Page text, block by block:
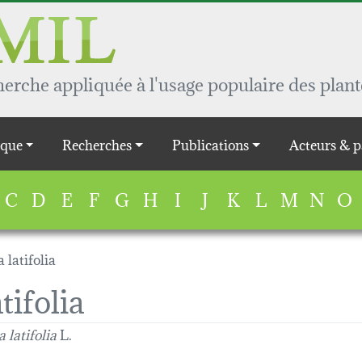
appliquée à l'usage populaire des
Recherches Publications Acteurs &
C D E F G H I J K L M N O
latifolia
latifoliaL.